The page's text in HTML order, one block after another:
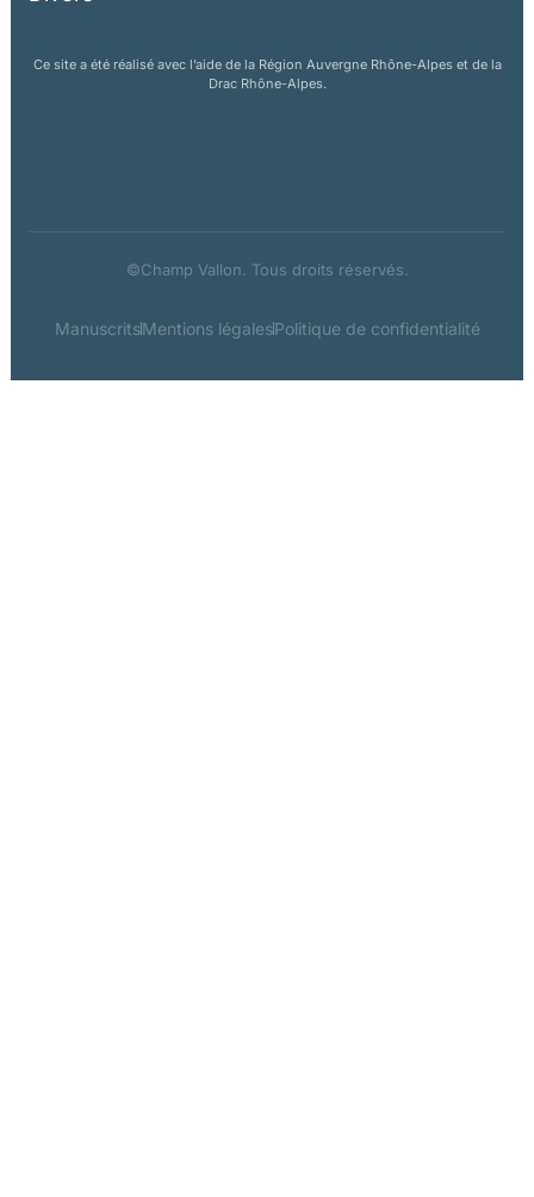
Ce site a été réalisé avec l’aide de la Région Auvergne Rhône-Alpes et de la
Drac Rhône-Alpes.
©Champ Vallon. Tous droits réservés.
ManuscritsMentions légalesPolitique de confidentialité